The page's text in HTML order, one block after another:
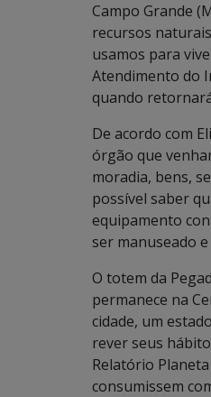
Campo Grande
recursos
usamos para
Atendimento do
quando
De acordo com
órgão que
moradia, bens,
possível saber
equipamento
ser manuseado
O totem da
permanece na
cidade, um
rever seus
Relatório
consumissem